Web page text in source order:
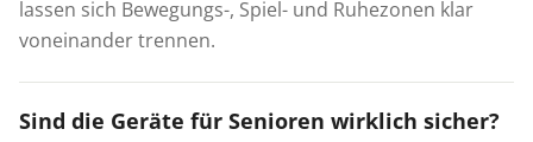
lassen sich Bewegungs-, Spiel- und Ruhezonen klar
voneinander trennen.
Sind die Geräte für Senioren wirklich sicher?